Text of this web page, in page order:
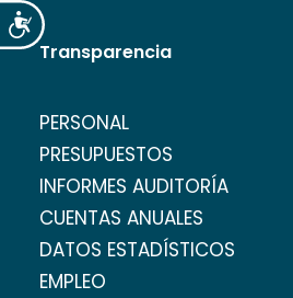
Accesibilidad
Transparencia
PERSONAL
PRESUPUESTOS
INFORMES AUDITORÍA
CUENTAS ANUALES
DATOS ESTADÍSTICOS
EMPLEO